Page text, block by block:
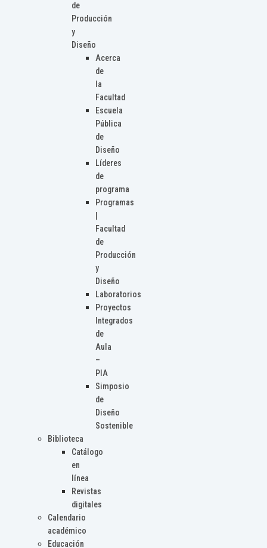
de
Producción
y
Diseño
Acerca
de
la
Facultad
Escuela
Pública
de
Diseño
Líderes
de
programa
Programas
Facultad
de
Producción
y
Diseño
Laboratorios
Proyectos
Integrados
de
Aula
–
PIA
Simposio
de
Diseño
Sostenible
Biblioteca
Catálogo
en
línea
Revistas
digitales
Calendario
académico
Educación